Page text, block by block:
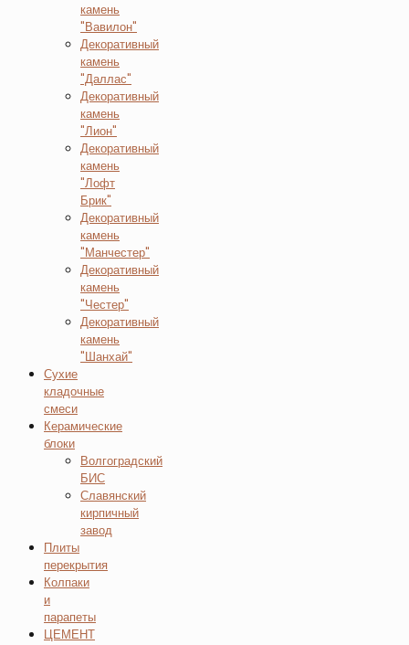
камень
"Вавилон"
Декоративный
камень
"Даллас"
Декоративный
камень
"Лион"
Декоративный
камень
"Лофт
Брик"
Декоративный
камень
"Манчестер"
Декоративный
камень
"Честер"
Декоративный
камень
"Шанхай"
Сухие
кладочные
смеси
Керамические
блоки
Волгоградский
БИС
Славянский
кирпичный
завод
Плиты
перекрытия
Колпаки
и
парапеты
ЦЕМЕНТ